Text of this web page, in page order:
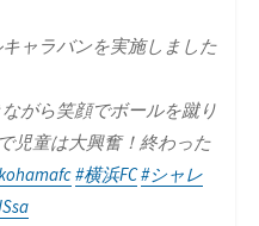
ャラバンを実施しました
がら笑顔でボールを蹴り
児童は大興奮！終わった
#横浜FC#シャレ